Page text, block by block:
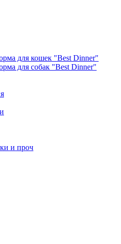
для кошек "Best Dinner"
для собак "Best Dinner"
и проч